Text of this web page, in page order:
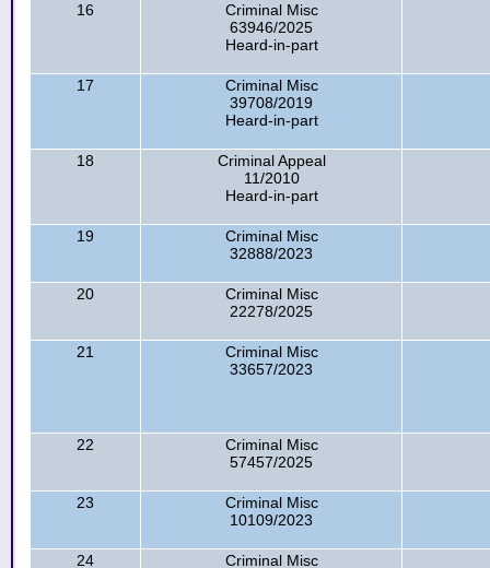
16
Criminal Misc
63946/2025
Heard-in-part
17
Criminal Misc
39708/2019
Heard-in-part
18
Criminal Appeal
11/2010
Heard-in-part
19
Criminal Misc
32888/2023
20
Criminal Misc
22278/2025
21
Criminal Misc
33657/2023
22
Criminal Misc
57457/2025
23
Criminal Misc
10109/2023
24
Criminal Misc